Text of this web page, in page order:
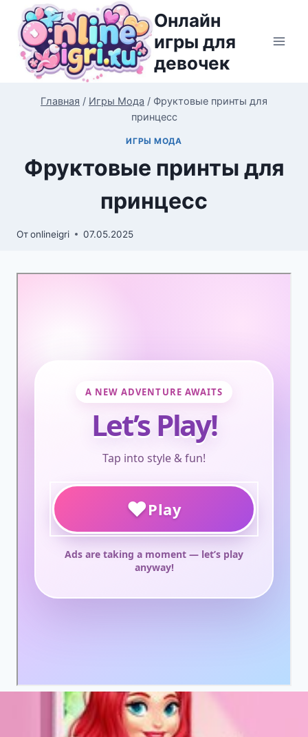
Перейти
содержимому
Онлайн
игры для
девочек
Главная / Игры Мода / Фруктовые принты для
принцесс
ИГРЫ МОДА
Фруктовые принты для
принцесс
Отonlineigri 07.05.2025